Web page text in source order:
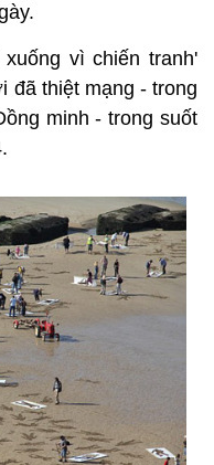
vì chiến tranh'
đã thiệt mạng - trong
minh - trong suốt